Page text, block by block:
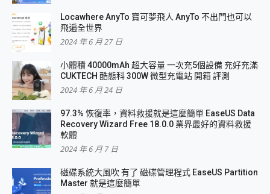
Locawhere AnyTo 寶可夢飛人 AnyTo 不出門也可以
飛遍全世界
2024 年 6 月 27 日
小體積 40000mAh 超大容量 一次充5個設備 充好充滿
CUKTECH 酷態科 300W 微型充電站 開箱 評測
2024 年 6 月 24 日
97.3% 恢復率，資料救援就是這麼簡單 EaseUS Data
Recovery Wizard Free 18.0.0 業界最好的資料救援
軟體
2024 年 6 月 7 日
磁碟系統大風吹 有了 磁碟管理程式 EaseUS Partition
Master 就是這麼簡單